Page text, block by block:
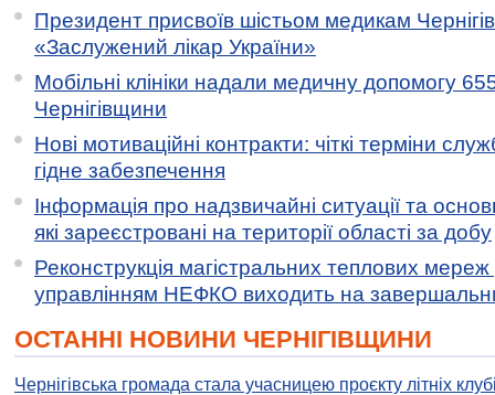
Президент присвоїв шістьом медикам
«Заслужений лікар України»
Мобільні клініки надали медичну допомогу
Чернігівщини
Нові мотиваційні контракти: чіткі терміни
гідне забезпечення
Інформація про надзвичайні ситуації та
які зареєстровані на території області за добу
Реконструкція магістральних теплових мереж
управлінням НЕФКО виходить на
ОСТАННІ НОВИНИ ЧЕРНІГІВЩИНИ
Чернігівська громада стала учасницею проєкту літніх